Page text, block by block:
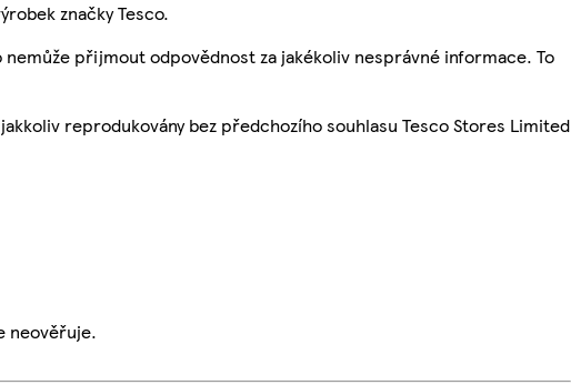
značky Tesco.
přijmout odpovědnost za jakékoliv nesprávné informace. To
reprodukovány bez předchozího souhlasu Tesco Stores Limited
neověřuje.